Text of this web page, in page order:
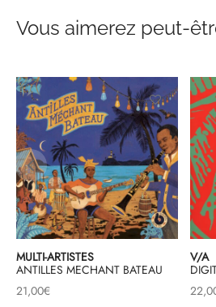
Vous aimerez peut-
MULTI-ARTISTES
ANTILLES MECHANT BATEAU
21,00€
V/A